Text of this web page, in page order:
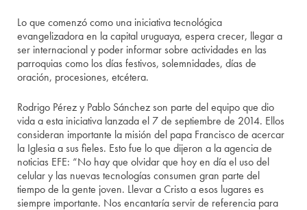
Lo que comenzó como una iniciativa tecnológica
evangelizadora en la capital uruguaya, espera crecer, llegar a
ser internacional y poder informar sobre actividades en las
parroquias como los días festivos, solemnidades, días de
oración, procesiones, etcétera.
Rodrigo Pérez y Pablo Sánchez son parte del equipo que dio
vida a esta iniciativa lanzada el 7 de septiembre de 2014. Ellos
consideran importante la misión del papa Francisco de acercar
la Iglesia a sus fieles. Esto fue lo que dijeron a la agencia de
noticias EFE: “No hay que olvidar que hoy en día el uso del
celular y las nuevas tecnologías consumen gran parte del
tiempo de la gente joven. Llevar a Cristo a esos lugares es
siempre importante. Nos encantaría servir de referencia para